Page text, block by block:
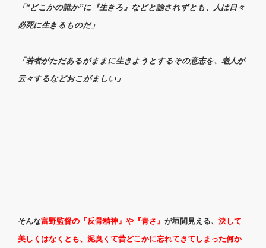
「“どこかの誰か”に『生きろ』などと諭されずとも、人は日々
必死に生きるものだ」
「若者がただあるがままに生きようとするその意志を、老人が
云々するなどおこがましい」
そんな富野監督の『反骨精神』や『青さ』 が垣間見える、 決して
美しくはなくとも、泥臭くて昔どこかに忘れてきてしまった何か